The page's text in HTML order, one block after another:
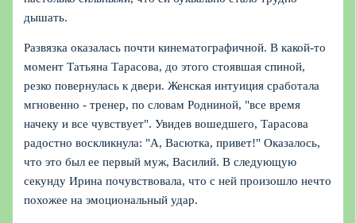
дышать.
Развязка оказалась почти кинематографичной. В какой-то
момент Татьяна Тарасова, до этого стоявшая спиной,
резко повернулась к двери. Женская интуиция сработала
мгновенно - тренер, по словам Родниной, "все время
начеку и все чувствует". Увидев вошедшего, Тарасова
радостно воскликнула: "А, Васютка, привет!" Оказалось,
что это был ее первый муж, Василий. В следующую
секунду Ирина почувствовала, что с ней произошло нечто
похожее на эмоциональный удар.